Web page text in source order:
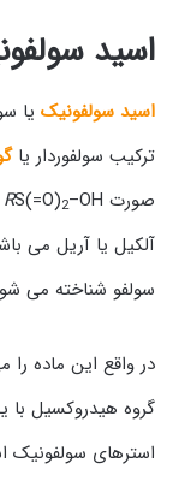
اسید
اسید سولفونیک
ترکیب سولفوردار یا
صورت
RS(=O)2–OH است. در این فرمول
آلکیل یا آریل می
سولفو شناخته می
در واقع این ماده
گروه هیدروکسیل
استرهای سولفونیک